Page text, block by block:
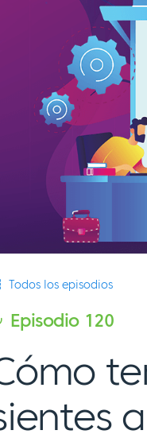
Todos los episodios
Episodio 120